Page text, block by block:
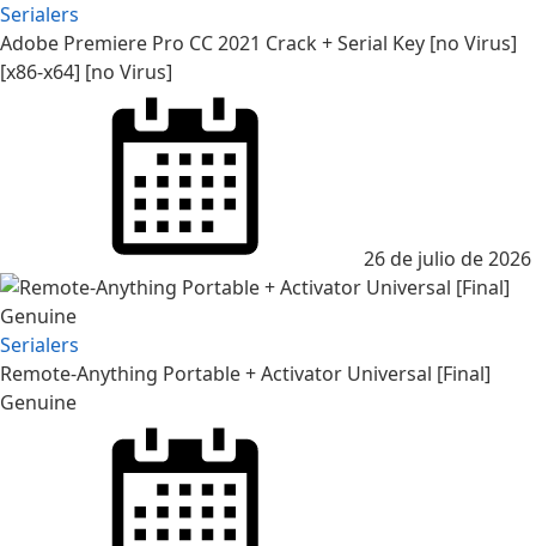
Serialers
Adobe Premiere Pro CC 2021 Crack + Serial Key [no Virus]
[x86-x64] [no Virus]
26 de julio de 2026
Serialers
Remote-Anything Portable + Activator Universal [Final]
Genuine